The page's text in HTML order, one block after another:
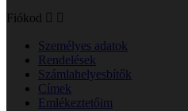
Fiókod  
Személyes adatok
Rendelések
Számlahelyesbítők
Címek
Emlékeztetőim